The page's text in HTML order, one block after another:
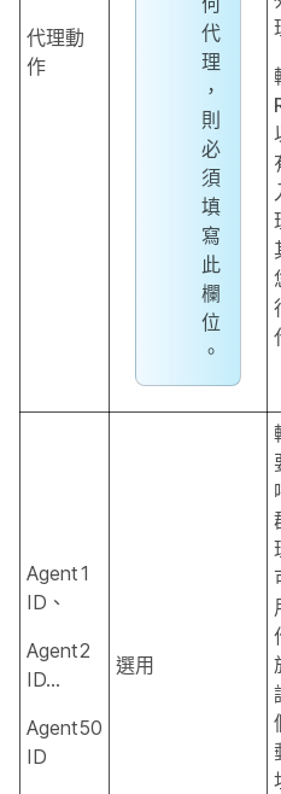
代理動
作
代
理
，
則
必
須
填
寫
此
欄
位
。
Agent1
ID、
Agent2
ID…
Agent50
ID
選用